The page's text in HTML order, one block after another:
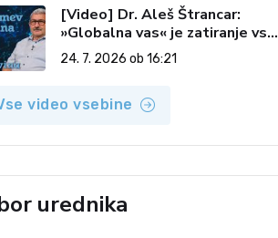
[Video] Dr. Aleš Štrancar:
»Globalna vas« je zatiranje vseh
(Odmev tedna, 24. 7. 2026)
24. 7. 2026 ob 16:21
video vsebine
urednika